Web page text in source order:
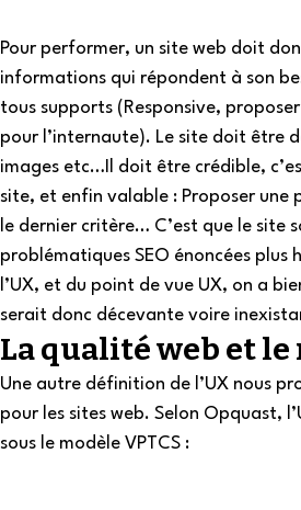
Pour performer, un site web doit
informations qui répondent à son
tous supports (Responsive,
pour l’internaute). Le site doit être
images etc…Il doit être crédible,
site, et enfin valable : Proposer
le dernier critère… C’est que le
problématiques SEO énoncées
l’UX, et du point de vue UX, on a
serait donc décevante voire
La qualité web et le
Une autre définition de l’UX nous
pour les sites web. Selon Opquast,
sous le modèle VPTCS :